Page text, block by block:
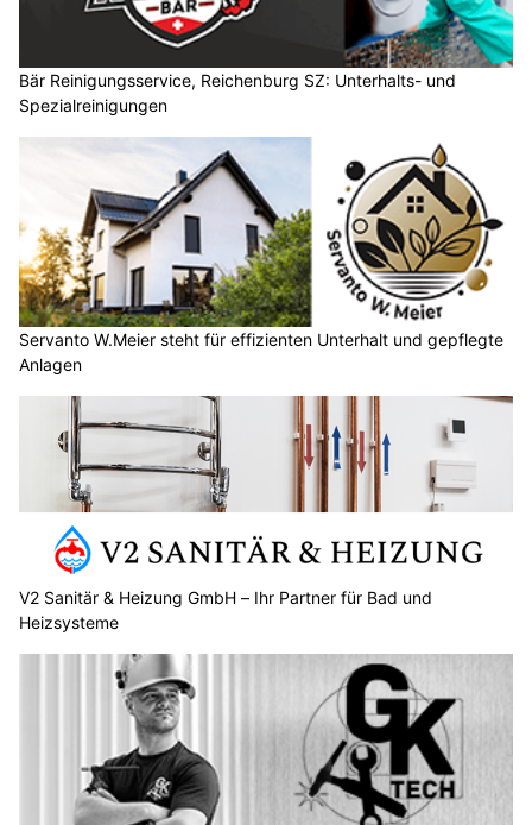
Bär Reinigungsservice, Reichenburg SZ: Unterhalts- und
Spezialreinigungen
Servanto W.Meier steht für effizienten Unterhalt und gepflegte
Anlagen
V2 Sanitär & Heizung GmbH – Ihr Partner für Bad und
Heizsysteme